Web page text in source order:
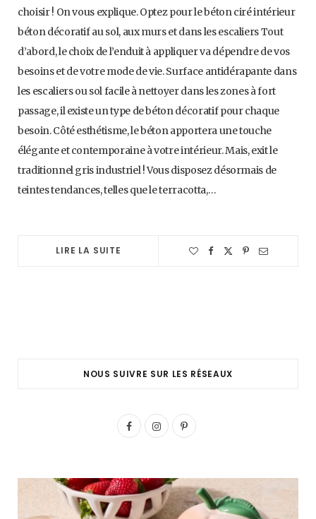
choisir ! On vous explique. Optez pour le béton ciré intérieur
béton décoratif au sol, aux murs et dans les escaliers Tout
d’abord, le choix de l’enduit à appliquer va dépendre de vos
besoins et de votre mode de vie. Surface antidérapante dans
les escaliers ou sol facile à nettoyer dans les zones à fort
passage, il existe un type de béton décoratif pour chaque
besoin. Côté esthétisme, le béton apportera une touche
élégante et contemporaine à votre intérieur. Mais, exit le
traditionnel gris industriel ! Vous disposez désormais de
teintes tendances, telles que le terracotta,…
LIRE LA SUITE
NOUS SUIVRE SUR LES RÉSEAUX
F
e
I
t
P
t